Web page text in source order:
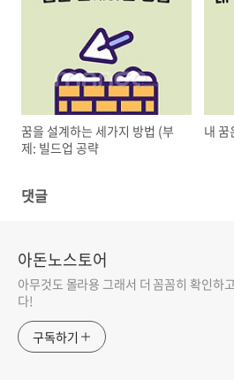
꿈을 설계하는 세가지 방법 (부
제: 빌드업 공략
내 꿈
댓글
아돈노스토어
아무것도 몰라용 그래서 더 꼼꼼히 확인하
다!
구독하기